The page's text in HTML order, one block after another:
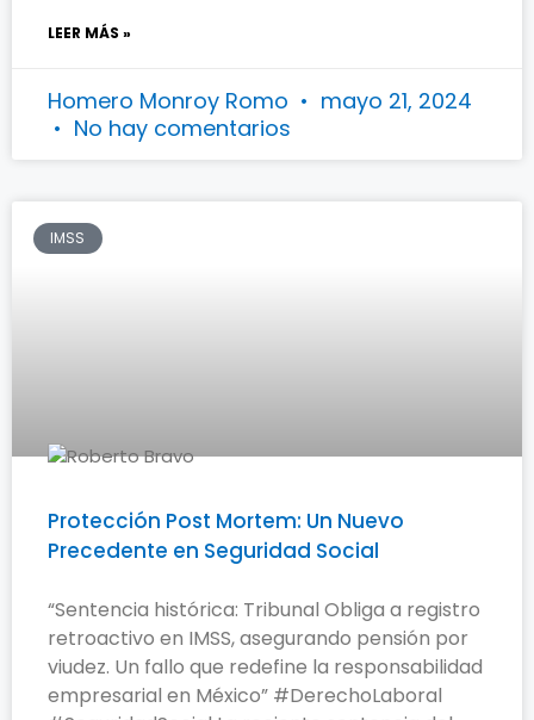
LEER MÁS »
Homero Monroy Romo
mayo 21, 2024
No hay comentarios
IMSS
Protección Post Mortem: Un Nuevo
Precedente en Seguridad Social
“Sentencia histórica: Tribunal Obliga a registro
retroactivo en IMSS, asegurando pensión por
viudez. Un fallo que redefine la responsabilidad
empresarial en México” #DerechoLaboral